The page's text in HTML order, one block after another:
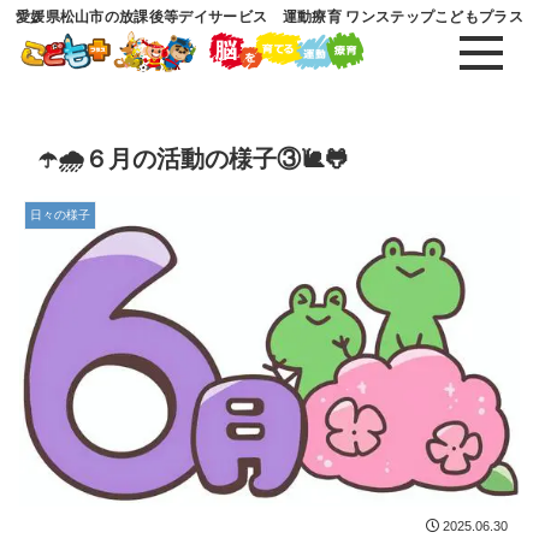
愛媛県松山市の放課後等デイサービス 運動療育 ワンステップこどもプラス
☂️🌧６月の活動の様子③🐌🐸
日々の様子
2025.06.30